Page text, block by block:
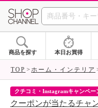
商品を探す 本日お買得
TOP ホーム・インテリア
クチコミ・Instagramキャンペー
クーポンが当たるチャ